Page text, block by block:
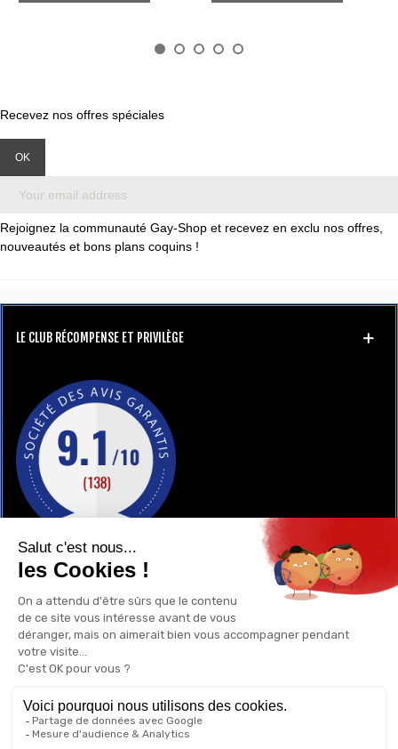
Recevez nos offres spéciales
Rejoignez la communauté Gay-Shop et recevez en exclu nos offres,
nouveautés et bons plans coquins !
LE CLUB RÉCOMPENSE ET PRIVILÈGE
UN RENSEIGNEMENT ?
POURQUOI ACHETER CHEZ NOUS ?